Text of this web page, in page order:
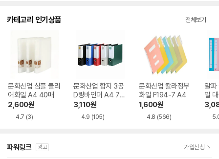
카테고리 인기상품 전체보기
문화산업 심플 클리
어화일 A4 40매
2,600원
4.7 (3)
문화산업 합지 3공
D링바인더 A4 7c
m
3,110원
4.9 (105)
문화산업 칼라정부
화일 F194-7 A4
1,600원
4.8 (566)
알파
일
7
파워링크 광고 가입신청